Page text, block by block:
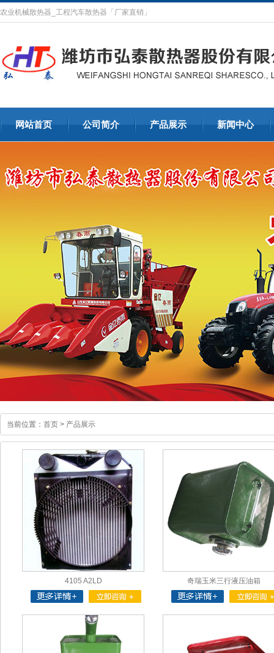
农业机械散热器_工程汽车散热器「厂家直销」
网站首页 公司简介 产品展示 新闻中心
当前位置： 首页 > 产品展示
4105 A2LD 奇瑞玉米三行液压油箱